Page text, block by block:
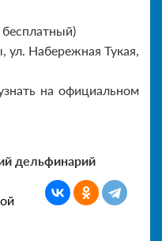
Набережная Тукая,
на официальном
дельфинарий